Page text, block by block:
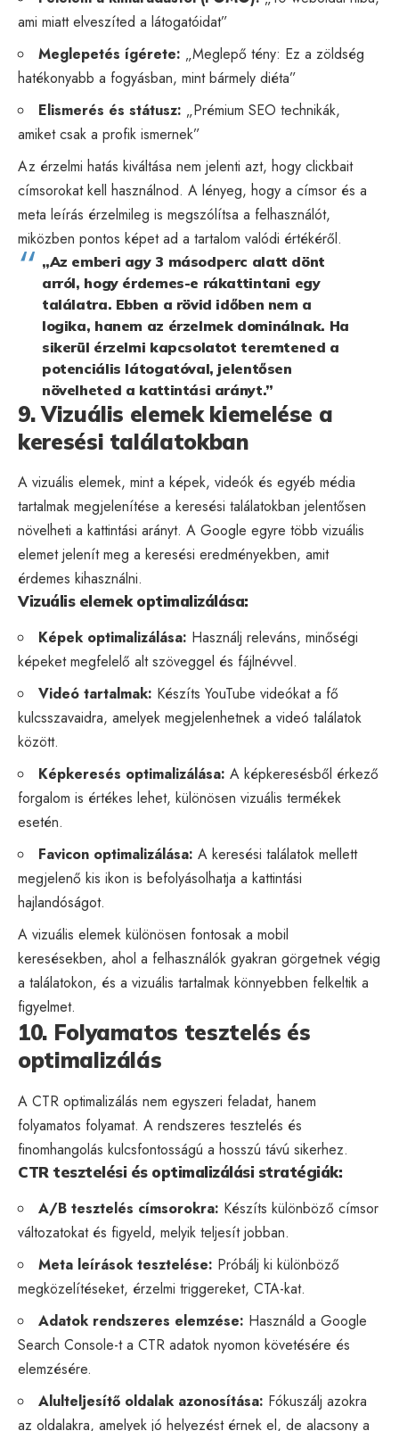
ami miatt elveszíted a látogatóidat”
Meglepetés ígérete: „Meglepő tény: Ez a zöldség
hatékonyabb a fogyásban, mint bármely diéta”
Elismerés és státusz: „Prémium SEO technikák,
amiket csak a profik ismernek”
Az érzelmi hatás kiváltása nem jelenti azt, hogy clickbait
címsorokat kell használnod. A lényeg, hogy a címsor és a
meta leírás érzelmileg is megszólítsa a felhasználót,
miközben pontos képet ad a tartalom valódi értékéről.
„Az emberi agy 3 másodperc alatt dönt
arról, hogy érdemes-e rákattintani egy
találatra. Ebben a rövid időben nem a
logika, hanem az érzelmek dominálnak. Ha
sikerül érzelmi kapcsolatot teremtened a
potenciális látogatóval, jelentősen
növelheted a kattintási arányt.”
9. Vizuális elemek kiemelése a
keresési találatokban
A vizuális elemek, mint a képek, videók és egyéb média
tartalmak megjelenítése a keresési találatokban jelentősen
növelheti a kattintási arányt. A Google egyre több vizuális
elemet jelenít meg a keresési eredményekben, amit
érdemes kihasználni.
Vizuális elemek optimalizálása:
Képek optimalizálása: Használj releváns, minőségi
képeket megfelelő alt szöveggel és fájlnévvel.
Videó tartalmak: Készíts YouTube videókat a fő
kulcsszavaidra, amelyek megjelenhetnek a videó találatok
között.
Képkeresés optimalizálása: A képkeresésből érkező
forgalom is értékes lehet, különösen vizuális termékek
esetén.
Favicon optimalizálása: A keresési találatok mellett
megjelenő kis ikon is befolyásolhatja a kattintási
hajlandóságot.
A vizuális elemek különösen fontosak a mobil
keresésekben, ahol a felhasználók gyakran görgetnek végig
a találatokon, és a vizuális tartalmak könnyebben felkeltik a
figyelmet.
10. Folyamatos tesztelés és
optimalizálás
A CTR optimalizálás nem egyszeri feladat, hanem
folyamatos folyamat. A rendszeres tesztelés és
finomhangolás kulcsfontosságú a hosszú távú sikerhez.
CTR tesztelési és optimalizálási stratégiák:
A/B tesztelés címsorokra: Készíts különböző címsor
változatokat és figyeld, melyik teljesít jobban.
Meta leírások tesztelése: Próbálj ki különböző
megközelítéseket, érzelmi triggereket, CTA-kat.
Adatok rendszeres elemzése: Használd a Google
Search Console-t a CTR adatok nyomon követésére és
elemzésére.
Alulteljesítő oldalak azonosítása: Fókuszálj azokra
az oldalakra, amelyek jó helyezést érnek el, de alacsony a